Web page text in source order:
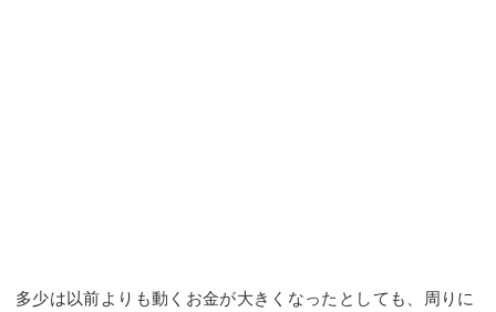
多少は以前よりも動くお金が大きくなったとしても、周りに